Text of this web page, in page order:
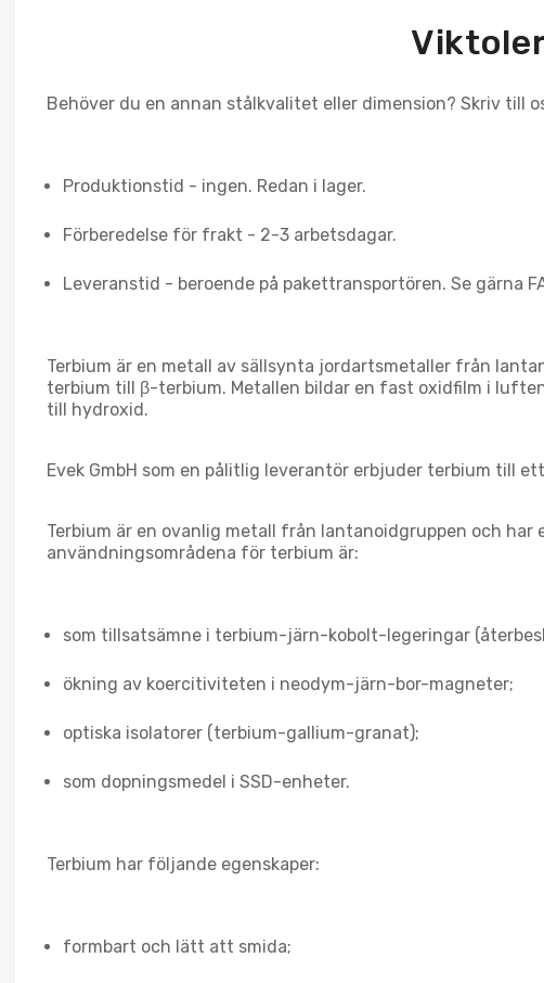
Behöver du en annan stålkvalitet eller dimension? Skriv till
Produktionstid - ingen. Redan i lager.
Förberedelse för frakt - 2-3 arbetsdagar.
Leveranstid - beroende på pakettransportören. Se gärna
Terbium är en metall av sällsynta jordartsmetaller från
terbium till β-terbium. Metallen bildar en fast oxidfilm i
till hydroxid.
Evek GmbH som en pålitlig leverantör erbjuder terbium till
Terbium är en ovanlig metall från lantanoidgruppen och
användningsområdena för terbium är:
som tillsatsämne i terbium-järn-kobolt-legeringar
ökning av koercitiviteten i neodym-järn-bor-magneter;
optiska isolatorer (terbium-gallium-granat);
som dopningsmedel i SSD-enheter.
Terbium har följande egenskaper:
formbart och lätt att smida;